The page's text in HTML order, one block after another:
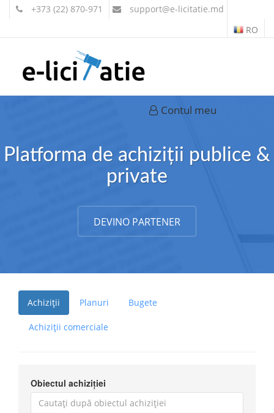
+373 (22) 870-971 support@e-licitatie.md
RO
Contul meu
Platforma de achiziții publice &
private
DEVINO PARTENER
Achiziții Planuri Bugete
Achiziții comerciale
Obiectul achiziției